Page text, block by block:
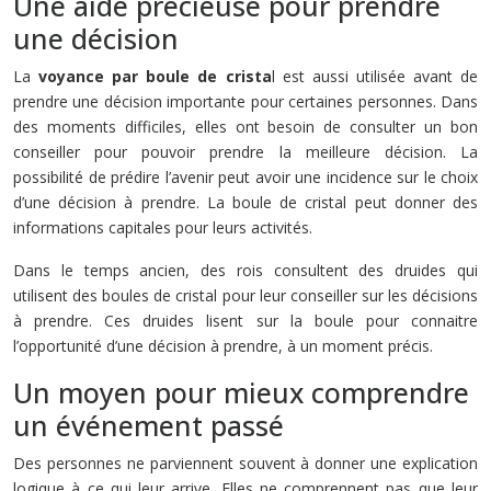
une décision
Lavoyance par boule de cristal est aussi utilisée avant de
prendre une décision importante pour certaines personnes. Dans
des moments difficiles, elles ont besoin de consulter un bon
conseiller pour pouvoir prendre la meilleure décision. La
possibilité de prédire l’avenir peut avoir une incidence sur le choix
d’une décision à prendre. La boule de cristal peut donner des
informations capitales pour leurs activités.
Dans le temps ancien, des rois consultent des druides qui
utilisent des boules de cristal pour leur conseiller sur les décisions
à prendre. Ces druides lisent sur la boule pour connaitre
l’opportunité d’une décision à prendre, à un moment précis.
Un moyen pour mieux comprendre
un événement passé
Des personnes ne parviennent souvent à donner une explication